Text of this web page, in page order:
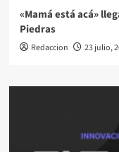
«Mamá está acá»
Piedras
Redaccion 23 julio,